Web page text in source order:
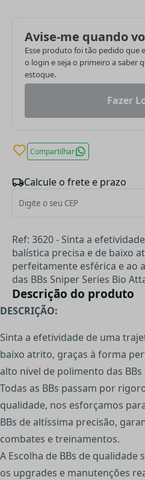
Avise-me quando
Esse produto foi tão pedido que
o login e seja o primeiro a saber
estoque.
Fazer
Compartilhar
Calcule o frete e prazo
Ref: 3620 - Sinta a
balística precisa e de baixo
perfeitamente esférica e ao
das BBs Sniper Series Bio
Descrição do produto
DESCRIÇÃO:
Sinta a efetividade de uma
baixo atrito, graças à forma
alto nivel de polimento das BBs
Todas as BBs passam por
qualidade, nos esforçamos
BBs de altíssima precisão,
combates e treinamentos.
A Escolha de BBs de
os upgrades e manutenções